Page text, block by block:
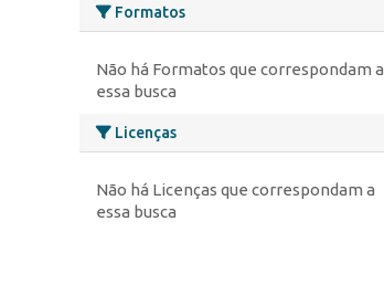
Formatos
Não há Formatos que correspondam a
essa busca
Licenças
Não há Licenças que correspondam a
essa busca